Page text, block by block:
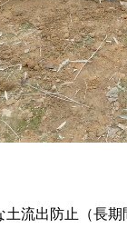
流出防止（長期